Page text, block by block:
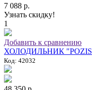
7 088 р.
Узнать скидку!
1
Добавить к сравнению
ХОЛОДИЛЬНИК
Код: 42032